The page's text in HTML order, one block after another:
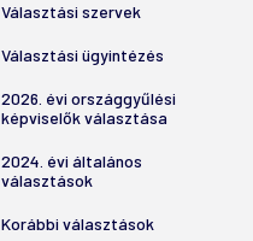
Választási szervek
Választási ügyintézés
2026. évi országgyűlési
képviselők választása
2024. évi általános
választások
Korábbi választások